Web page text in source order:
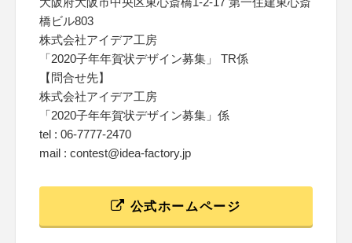
橋ビル803
株式会社アイデア工房
「2020子年年賀状デザイン募集」 TR係
【問合せ先】
株式会社アイデア工房
「2020子年年賀状デザイン募集」係
tel : 06-7777-2470
mail : contest@idea-factory.jp
公式ホームページ